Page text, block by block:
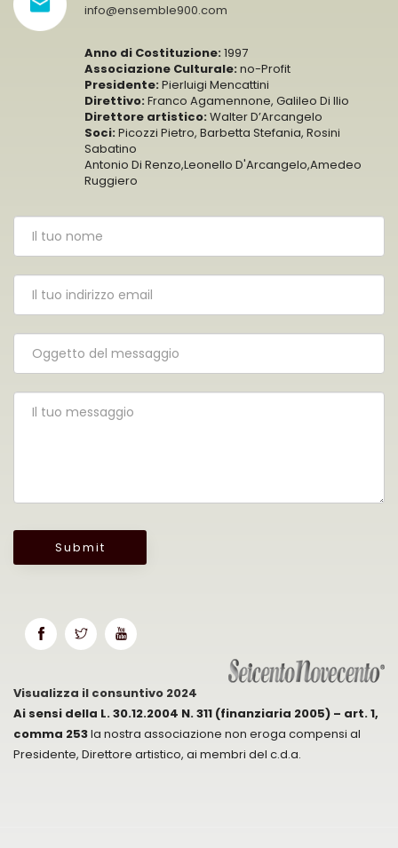
info@ensemble900.com
Anno di Costituzione: 1997
Associazione Culturale: no-Profit
Presidente: Pierluigi Mencattini
Direttivo: Franco Agamennone, Galileo Di Ilio
Direttore artistico: Walter D’Arcangelo
Soci: Picozzi Pietro, Barbetta Stefania, Rosini
Sabatino
Antonio Di Renzo,Leonello D'Arcangelo,Amedeo
Ruggiero
Submit
Visualizza il consuntivo 2024
Ai sensi della L. 30.12.2004 N. 311 (finanziaria 2005) – art. 1,
comma 253la nostra associazione non eroga compensi al
Presidente, Direttore artistico, ai membri del c.d.a.